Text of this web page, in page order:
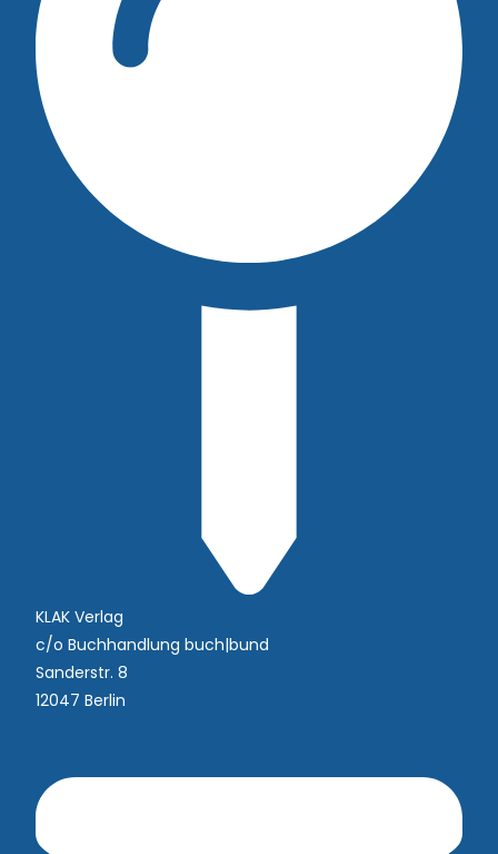
KLAK Verlag
c/o Buchhandlung buch|bund
Sanderstr. 8
12047 Berlin